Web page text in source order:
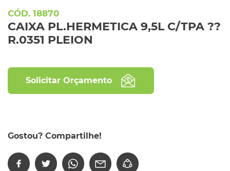
18870
CAIXA PL.HERMETICA 9,5L C/TPA ??
R.0351 PLEION
Solicitar Orçamento
Gostou? Compartilhe!